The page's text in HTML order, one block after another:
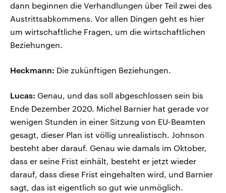
dann beginnen die Verhandlungen über Teil zwei des
Austrittsabkommens. Vor allen Dingen geht es hier
um wirtschaftliche Fragen, um die wirtschaftlichen
Beziehungen.
Heckmann: Die zukünftigen Beziehungen.
Lucas: Genau, und das soll abgeschlossen sein bis
Ende Dezember 2020. Michel Barnier hat gerade vor
wenigen Stunden in einer Sitzung von EU-Beamten
gesagt, dieser Plan ist völlig unrealistisch. Johnson
besteht aber darauf. Genau wie damals im Oktober,
dass er seine Frist einhält, besteht er jetzt wieder
darauf, dass diese Frist eingehalten wird, und Barnier
sagt, das ist eigentlich so gut wie unmöglich.